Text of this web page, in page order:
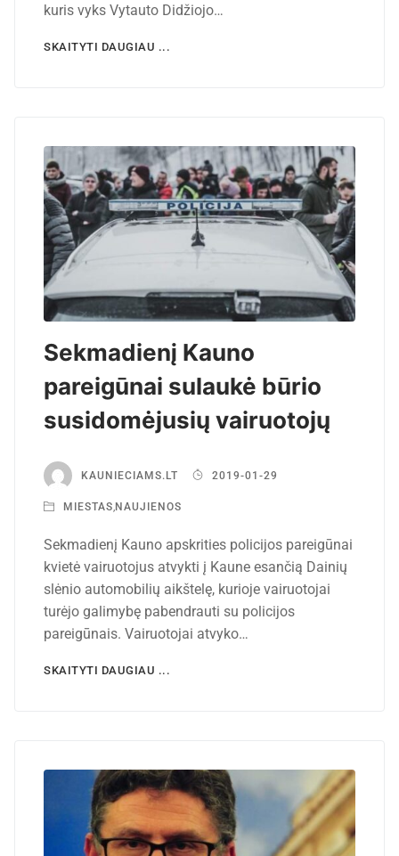
kuris vyks Vytauto Didžiojo…
SKAITYTI DAUGIAU ...
Sekmadienį Kauno
pareigūnai sulaukė būrio
susidomėjusių vairuotojų
KAUNIECIAMS.LT 2019-01-29
MIESTAS NAUJIENOS
Sekmadienį Kauno apskrities policijos pareigūnai
kvietė vairuotojus atvykti į Kaune esančią Dainių
slėnio automobilių aikštelę, kurioje vairuotojai
turėjo galimybę pabendrauti su policijos
pareigūnais. Vairuotojai atvyko…
SKAITYTI DAUGIAU ...